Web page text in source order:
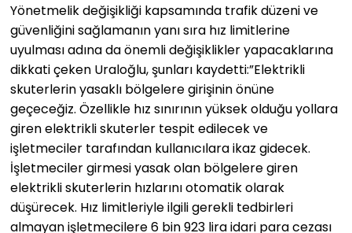
Yönetmelik değişikliği kapsamında trafik düzeni ve
güvenliğini sağlamanın yanı sıra hız limitlerine
uyulması adına da önemli değişiklikler yapacaklarına
dikkati çeken Uraloğlu, şunları kaydetti:”Elektrikli
skuterlerin yasaklı bölgelere girişinin önüne
geçeceğiz. Özellikle hız sınırının yüksek olduğu yollara
giren elektrikli skuterler tespit edilecek ve
işletmeciler tarafından kullanıcılara ikaz gidecek.
İşletmeciler girmesi yasak olan bölgelere giren
elektrikli skuterlerin hızlarını otomatik olarak
düşürecek. Hız limitleriyle ilgili gerekli tedbirleri
almayan işletmecilere 6 bin 923 lira idari para cezası